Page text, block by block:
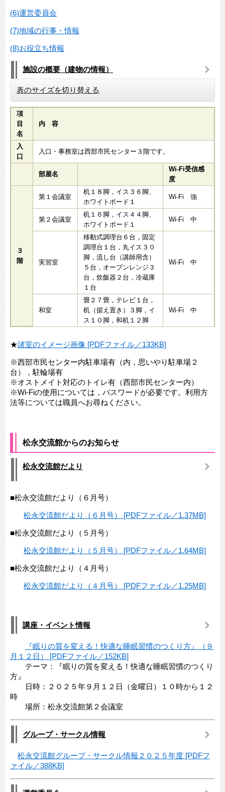
(6)運営委員会
(7)地域の行事・情報
(8)お役立ち情報
施設の概要（建物の情報）
表のサイズを切り替える
項
目
名
内 容
入
口
入口・事務室は西部市民センター３階です。
部屋名
Wi-Fi受信感
度
３
階
第１会議室
机１８脚，イス３６脚、
ホワイトボード１
Wi-Fi 強
第２会議室
机１６脚，イス４４脚、
ホワイトボード１
Wi-Fi 中
実習室
移動式調理台６台，固定
調理台１台，丸イス３０
脚，流し台（講師用含）
５台，オーブンレンジ３
台，炊飯器２台，冷蔵庫
１台
Wi-Fi 中
和室
畳２７畳，テレビ１台，
机（据え置き）３脚，イ
ス１０脚，和机１２脚
Wi-Fi 中
★諸室のイメージ画像 [PDFファイル／133KB]
※西部市民センター内駐車場有（内，思いやり駐車場２
台），駐輪場有
※オストメイト対応のトイレ有（西部市民センター内）
※Wi-Fiの使用については，パスワードが必要です。利用方
法等については職員へお尋ねください。
松永交流館からのお知らせ
松永交流館だより
■松永交流館だより（６月号）
松永交流館だより（６月号） [PDFファイル／1.37MB]
■松永交流館だより（５月号）
松永交流館だより（５月号） [PDFファイル／1.64MB]
■松永交流館だより（４月号）
松永交流館だより（４月号） [PDFファイル／1.25MB]
講座・イベント情報
『眠りの質を変える！快適な睡眠習慣のつくり方』（９
月１２日） [PDFファイル／152KB]
テーマ：『眠りの質を変える！快適な睡眠習慣のつくり
方』
日時：２０２５年９月１２日（金曜日）１０時から１２
時
場所：松永交流館第２会議室
グループ・サークル情報
松永交流館グループ・サークル情報２０２５年度 [PDFフ
ァイル／388KB]